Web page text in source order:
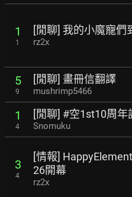
1
1
[閒聊] 我的小魔寵們
rz2x
5
9
[閒聊] 畫冊信翻譯
mushrimp5466
1
4
[閒聊] #空1st10周年
Snomuku
3
4
[情報]
26開幕
rz2x